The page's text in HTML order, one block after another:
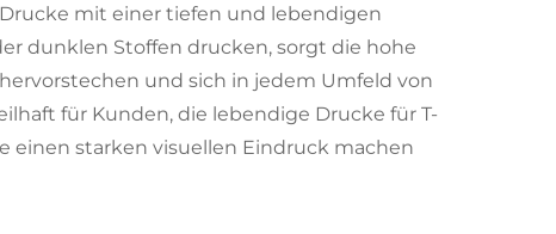
mit einer tiefen und lebendigen
dunklen Stoffen drucken, sorgt die hohe
und sich in jedem Umfeld von
für Kunden, die lebendige Drucke für T-
einen starken visuellen Eindruck machen